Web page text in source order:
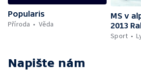
Popularis
Příroda
Věda
MS v
2013
Sport
Napište nám